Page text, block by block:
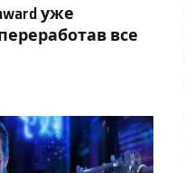
уже
все